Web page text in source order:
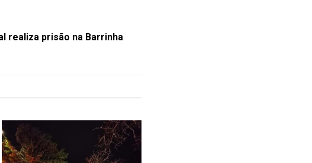
realiza prisão na Barrinha